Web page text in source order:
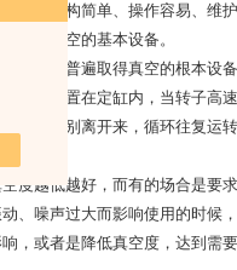
有结构简单、操作容易、维
获得真空的基本设备。
十分普遍取得真空的根本设备
心肠装置在定缸内，当转子高
排出口别离开来，循环往复运
越低越好，而有的场合是要
、噪声过大而影响使用的时候
，或者是降低真空度，达到需